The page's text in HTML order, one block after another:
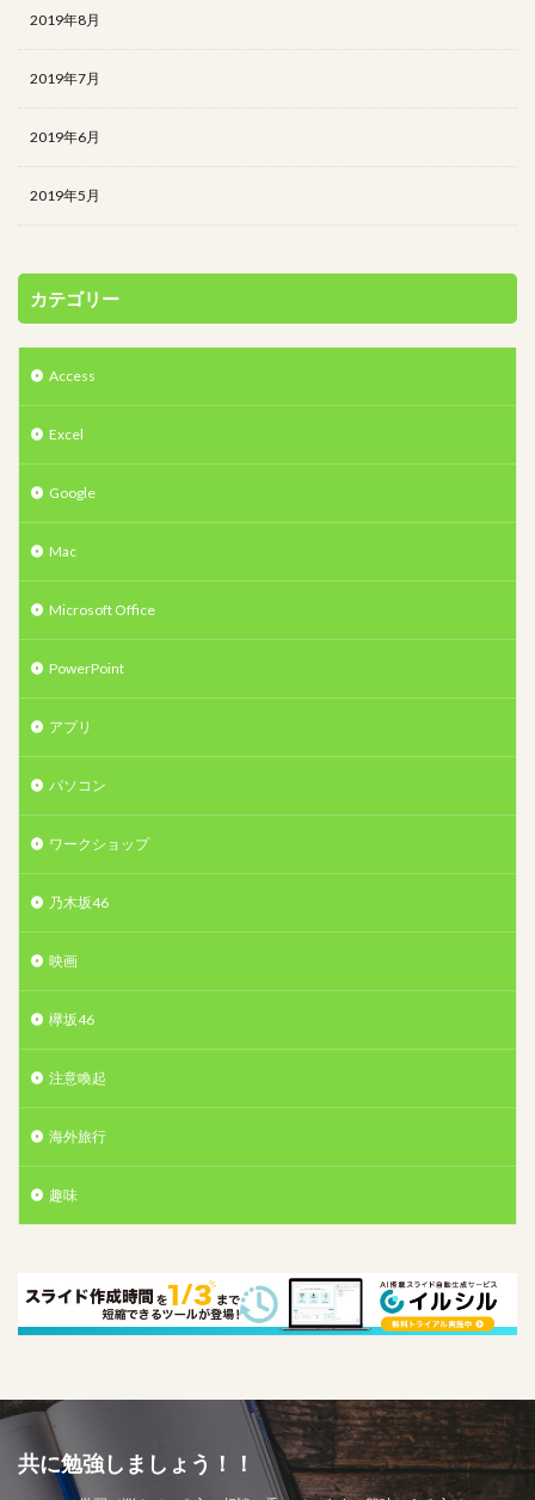
2019年8月
2019年7月
2019年6月
2019年5月
カテゴリー
Access
Excel
Google
Mac
Microsoft Office
PowerPoint
アプリ
パソコン
ワークショップ
乃木坂46
映画
欅坂46
注意喚起
海外旅行
趣味
共に勉強しましょう！！